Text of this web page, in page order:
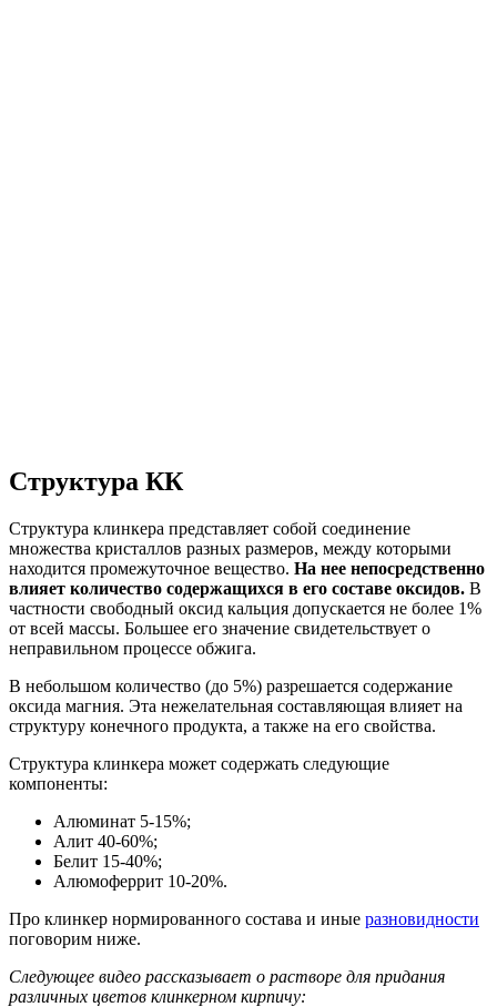
Структура КК
Структура клинкера представляет собой соединение
множества кристаллов разных размеров, между которыми
находится промежуточное вещество. На нее непосредственно
влияет количество содержащихся в его составе оксидов. В
частности свободный оксид кальция допускается не более 1%
от всей массы. Большее его значение свидетельствует о
неправильном процессе обжига.
В небольшом количество (до 5%) разрешается содержание
оксида магния. Эта нежелательная составляющая влияет на
структуру конечного продукта, а также на его свойства.
Структура клинкера может содержать следующие
компоненты:
Алюминат 5-15%;
Алит 40-60%;
Белит 15-40%;
Алюмоферрит 10-20%.
Про клинкер нормированного состава и иные разновидности
поговорим ниже.
Следующее видео рассказывает о растворе для придания
различных цветов клинкерном кирпичу: